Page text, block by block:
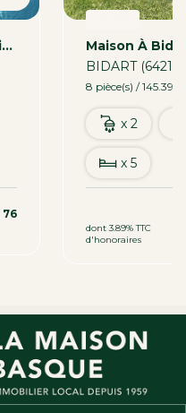
BIDART - Villa De Plain-Pied Avec Piscine
76
BIDART (64210)
8 pièce(s) / 145.39
x 2
x 5
dont 3.89% TTC
d'honoraires